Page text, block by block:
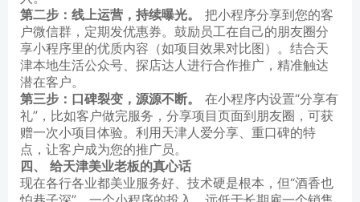
第二步：线上运营，持续曝光。
把小程序分享到您的客
户微信群，定期发优惠券。鼓励员工在自己的朋友圈分
享小程序里的优质内容（如项目效果对比图）。结合天
津本地生活公众号、探店达人进行合作推广，精准触达
潜在客户。
第三步：口碑裂变，源源不断。
在小程序内设置“分享有
礼”，比如客户做完服务，分享项目页面到朋友圈，可获
赠一次小项目体验。利用天津人爱分享、重口碑的特
点，让客户成为您的推广员。
四、 给天津美业老板的真心话
现在各行各业都美业服务好、技术硬是根本，但“酒香也